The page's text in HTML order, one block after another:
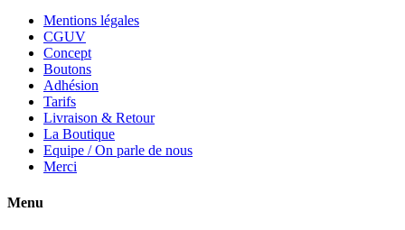
Mentions légales
CGUV
Concept
Boutons
Adhésion
Tarifs
Livraison & Retour
La Boutique
Equipe / On parle de nous
Merci
Menu